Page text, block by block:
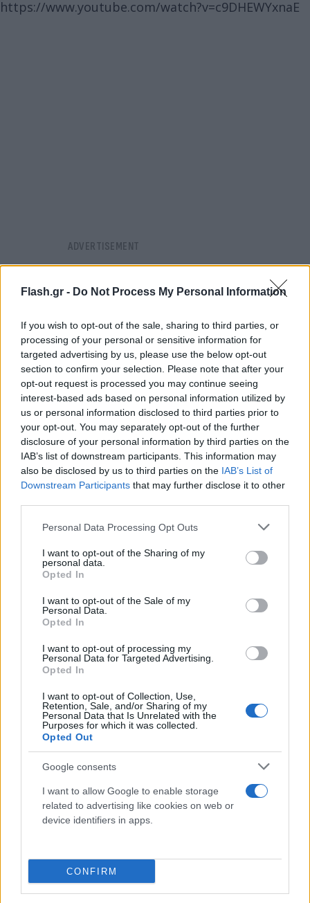
Flash.gr - Do Not Process My Personal Information
If you wish to opt-out of the sale, sharing to third parties, or
processing of your personal or sensitive information for
targeted advertising by us, please use the below opt-out
section to confirm your selection. Please note that after your
opt-out request is processed you may continue seeing
interest-based ads based on personal information utilized by
us or personal information disclosed to third parties prior to
your opt-out. You may separately opt-out of the further
disclosure of your personal information by third parties on the
IAB’s list of downstream participants. This information may
also be disclosed by us to third parties on the IAB’s List of
Downstream Participants that may further disclose it to other
Please note that this website/app uses one or more Google
not limited to your visit or usage behaviour. You may click to
grant or deny consent to Google and its third-party tags to
use your data for below specified purposes in below Google
consent section.
Personal Data Processing Opt Outs
I want to opt-out of the Sharing of my
personal data.
Opted In
I want to opt-out of the Sale of my
Personal Data.
Opted In
I want to opt-out of processing my
Personal Data for Targeted Advertising.
Opted In
I want to opt-out of Collection, Use,
Retention, Sale, and/or Sharing of my
Personal Data that Is Unrelated with the
Purposes for which it was collected.
Opted Out
Google consents
I want to allow Google to enable storage
related to advertising like cookies on web or
device identifiers in apps.
CONFIRM
https://www.youtube.com/watch?v=c9DHEWYxnaE
Κίνα κορονοϊός: Ο υψηλότερος απολογισμός
από τα μέσα Σεπτεμβρίου
Από τα τέλη Οκτωβρίου έχει εμφανιστεί μια εστία
της covid-19 στη βόρεια Κίνα, ενώ δύο κρούσματα
Ενενήντα δύο νέες μολύνσεις ανακοινώθηκαν για
το προηγούμενο 24ωρο, ο υψηλότερος
απολογισμός από τα μέσα Σεπτεμβρίου.
έκλεισε μετά τον εντοπισμό ενός κρούσματος σε
μια επισκέπτρια. Η γυναίκα βρέθηκε θετική αφού
έφυγε από τη Disneyland και επέστρεψε στο σπίτι
της, σε μια επαρχία γειτονική της Σανγκάης.
Ήδη, όλο το προσωπικό της Disneyland
υποβλήθηκε σε διαγνωστικά τεστ, όπως και οι
ελεγχθεί μέχρι σήμερα το πρωί, ανακοίνωσε η
δημαρχία της Σανγκάης.